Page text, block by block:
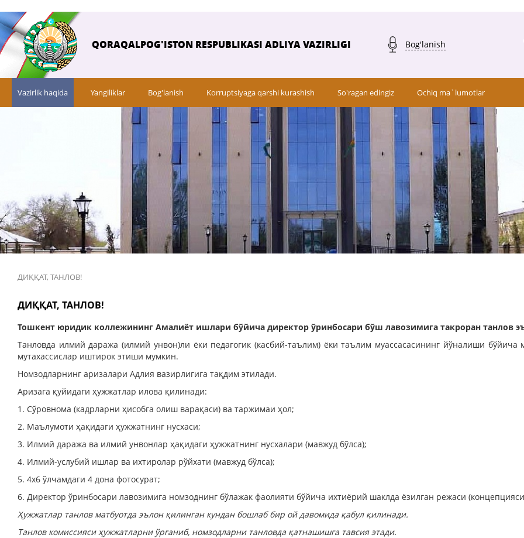
QORAQALPOG'ISTON RESPUBLIKASI ADLIYA VAZIRLIGI Bog'lanish
Vazirlik haqida Yangiliklar Bog'lanish Korruptsiyaga qarshi kurashish So'ragan edingiz Ochiq ma`lumotlar
ДИҚҚАТ, ТАНЛОВ!
ДИҚҚАТ, ТАНЛОВ!
Тошкент юридик коллежининг Амалиёт ишлари бўйича директор ўринбосари бўш лавозимига такроран танлов
Танловда илмий даража (илмий унвон)ли ёки педагогик (касбий-таълим) ёки таълим муассасасининг йўналиши бўйича
мутахассислар иштирок этиши мумкин.
Номзодларнинг аризалари Адлия вазирлигига тақдим этилади.
Аризага қуйидаги ҳужжатлар илова қилинади:
1. Сўровнома (кадрларни ҳисобга олиш варақаси) ва таржимаи ҳол;
2. Маълумоти ҳақидаги ҳужжатнинг нусхаси;
3. Илмий даража ва илмий унвонлар ҳақидаги ҳужжатнинг нусхалари (мавжуд бўлса);
4. Илмий-услубий ишлар ва ихтиролар рўйхати (мавжуд бўлса);
5. 4х6 ўлчамдаги 4 дона фотосурат;
6. Директор ўринбосари лавозимига номзоднинг бўлажак фаолияти бўйича ихтиёрий шаклда ёзилган режаси
Ҳужжатлар танлов матбуотда эълон қилинган кундан бошлаб бир ой давомида қабул қилинади.
Танлов комиссияси ҳужжатларни ўрганиб, номзодларни танловда қатнашишга тавсия этади.